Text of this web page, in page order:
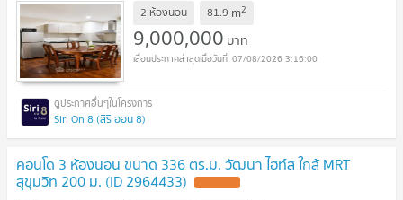
2 ห้องนอน 81.9 m2
9,000,000 บาท
07/08/2026 3:16:00
Siri On 8 (สิริ ออน 8)
คอนโด 3 ห้องนอน ขนาด 336 ตร.ม. วัฒนา ไฮท์ส ใกล้ MRT
สุขุมวิท 200 ม. (ID 2964433)